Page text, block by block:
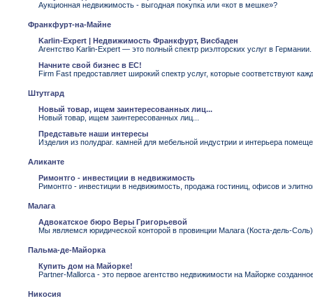
Аукционная недвижимость - выгодная покупка или «кот в мешке»?
Франкфурт-на-Майне
Karlin-Expert | Недвижимость Франкфурт, Висбаден
Агентство Karlin-Expert — это полный спектр риэлторских услуг в Германии.
Начните свой бизнес в ЕС!
Firm Fast предоставляет широкий спектр услуг, которые соответствуют
Штутгард
Новый товар, ищем заинтересованных лиц...
Новый товар, ищем заинтересованных лиц...
Представьте наши интересы
Изделия из полудраг. камней для мебельной индустрии и интерьера
Аликанте
Римонтго - инвестиции в недвижимость
Римонтго - инвестиции в недвижимость, продажа гостиниц, офисов и
Малага
Адвокатское бюро Веры Григорьевой
Мы являемся юридической конторой в провинции Малага (Коста-дель-
Пальма-де-Майорка
Купить дом на Майорке!
Partner-Mallorca - это первое агентство недвижимости на Майорке
Никосия